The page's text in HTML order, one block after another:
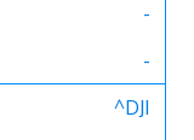
-
-
^DJI